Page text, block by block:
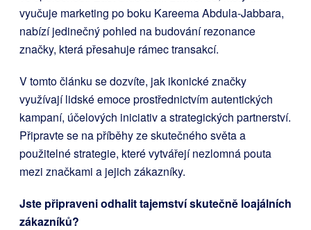
vyučuje marketing po boku Kareema Abdula-Jabbara,
nabízí jedinečný pohled na budování rezonance
značky, která přesahuje rámec transakcí.
V tomto článku se dozvíte, jak ikonické značky
využívají lidské emoce prostřednictvím autentických
kampaní, účelových iniciativ a strategických partnerství.
Připravte se na příběhy ze skutečného světa a
použitelné strategie, které vytvářejí nezlomná pouta
mezi značkami a jejich zákazníky.
Jste připraveni odhalit tajemství skutečně loajálních
zákazníků?